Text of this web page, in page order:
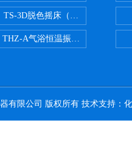
TS-3D脱色摇床（三维运动）
THZ-A气浴恒温振荡器
有限公司 版权所有 技术支持：